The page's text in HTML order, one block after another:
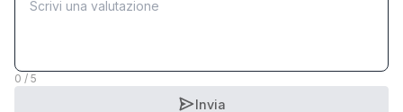
0 / 5
Invia